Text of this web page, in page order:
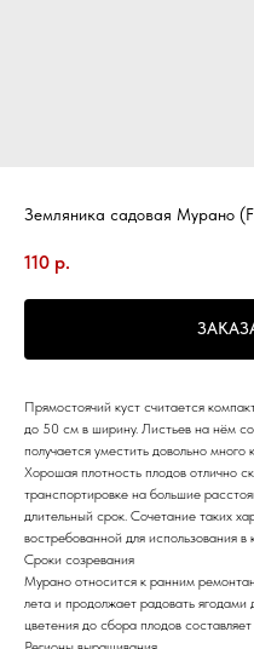
Земляника садовая Мурано
110 р.
Прямостоячий куст считается
до 50 см в ширину. Листьев на нём
получается уместить довольно много
Хорошая плотность плодов отлично
транспортировке на большие
длительный срок. Сочетание таких
востребованной для использования в
Сроки созревания
Мурано относится к ранним
лета и продолжает радовать
цветения до сбора плодов